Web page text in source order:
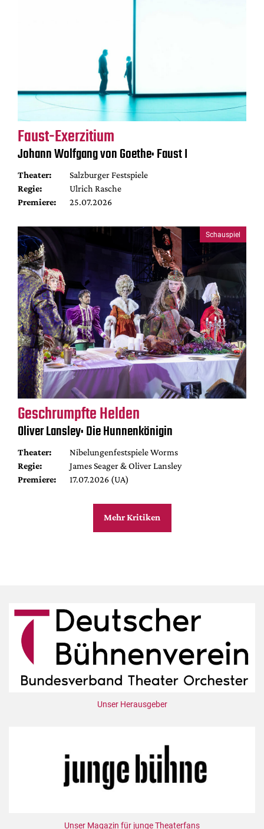
Faust-Exerzitium
Johann Wolfgang von Goethe: Faust I
Theater:
Salzburger Festspiele
Regie:
Ulrich Rasche
Premiere:
25.07.2026
Schauspiel
Geschrumpfte Helden
Oliver Lansley: Die Hunnenkönigin
Theater:
Nibelungenfestspiele Worms
Regie:
James Seager & Oliver Lansley
Premiere:
17.07.2026 (UA)
Mehr Kritiken
Unser Herausgeber
Unser Magazin für junge Theaterfans